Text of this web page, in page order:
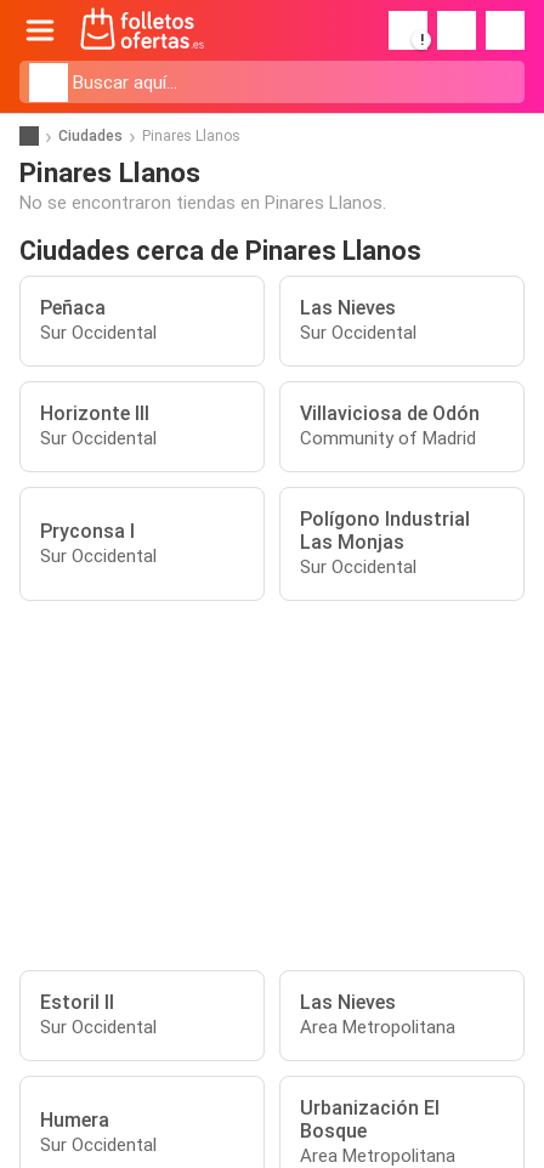
!
Ciudades Pinares Llanos
Pinares Llanos
No se encontraron tiendas en Pinares Llanos.
Ciudades cerca de Pinares Llanos
Peñaca
Sur Occidental
Las Nieves
Sur Occidental
Horizonte III
Sur Occidental
Villaviciosa de Odón
Community of Madrid
Pryconsa I
Sur Occidental
Polígono Industrial
Las Monjas
Sur Occidental
Estoril II
Sur Occidental
Las Nieves
Area Metropolitana
Humera
Sur Occidental
Urbanización El
Bosque
Area Metropolitana